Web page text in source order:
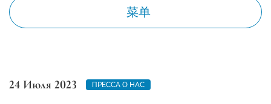
菜单
24 Июля 2023 ПРЕССА О НАС